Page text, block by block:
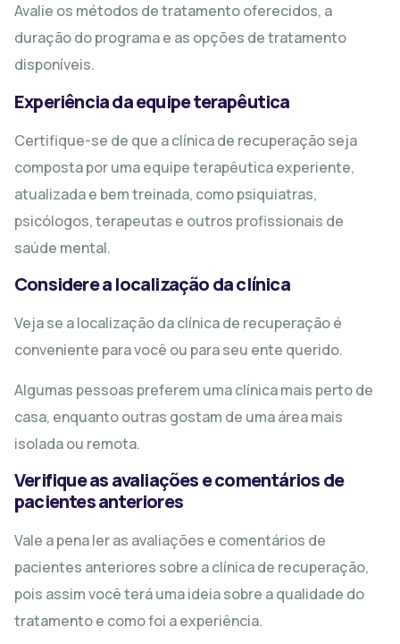
Avalie os métodos de tratamento oferecidos, a
duração do programa e as opções de tratamento
disponíveis.
Experiência da equipe terapêutica
Certifique-se de que a clínica de recuperação seja
composta por uma equipe terapêutica experiente,
atualizada e bem treinada, como psiquiatras,
psicólogos, terapeutas e outros profissionais de
saúde mental.
Considere a localização da clínica
Veja se a localização da clínica de recuperação é
conveniente para você ou para seu ente querido.
Algumas pessoas preferem uma clínica mais perto de
casa, enquanto outras gostam de uma área mais
isolada ou remota.
Verifique as avaliações e comentários de
pacientes anteriores
Vale a pena ler as avaliações e comentários de
pacientes anteriores sobre a clínica de recuperação,
pois assim você terá uma ideia sobre a qualidade do
tratamento e como foi a experiência.